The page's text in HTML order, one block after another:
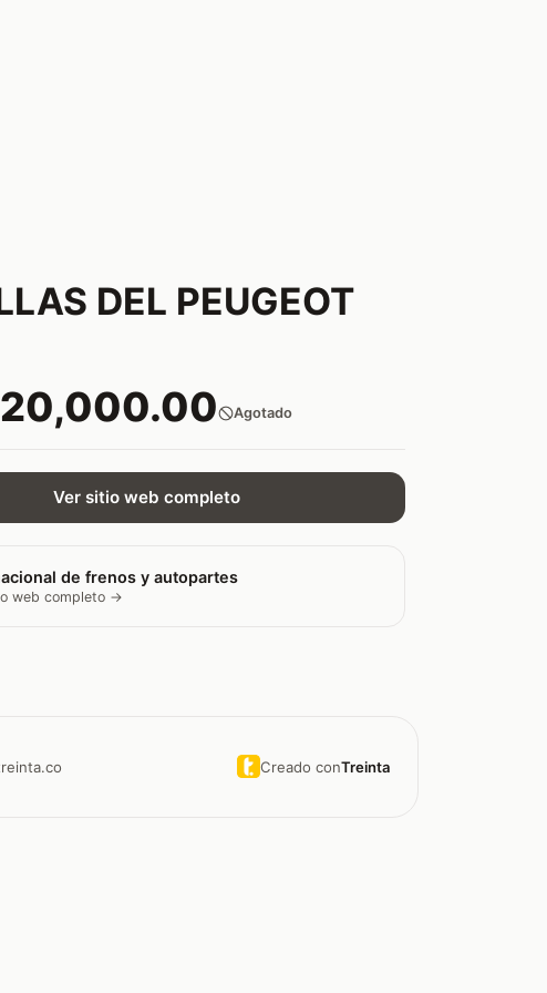
DEL PEUGEOT
Agotado
Ver sitio web completo
de frenos y autopartes
web completo →
Creado conTreinta